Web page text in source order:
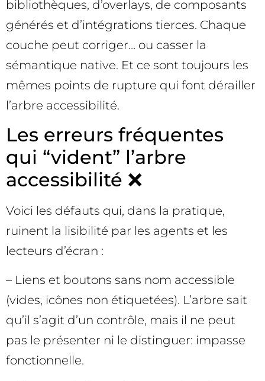
bibliothèques, d’overlays, de composants
générés et d’intégrations tierces. Chaque
couche peut corriger… ou casser la
sémantique native. Et ce sont toujours les
mêmes points de rupture qui font dérailler
l’arbre accessibilité.
Les erreurs fréquentes
qui “vident” l’arbre
accessibilité ❌
Voici les défauts qui, dans la pratique,
ruinent la lisibilité par les agents et les
lecteurs d’écran :
– Liens et boutons sans nom accessible
(vides, icônes non étiquetées). L’arbre sait
qu’il s’agit d’un contrôle, mais il ne peut
pas le présenter ni le distinguer: impasse
fonctionnelle.